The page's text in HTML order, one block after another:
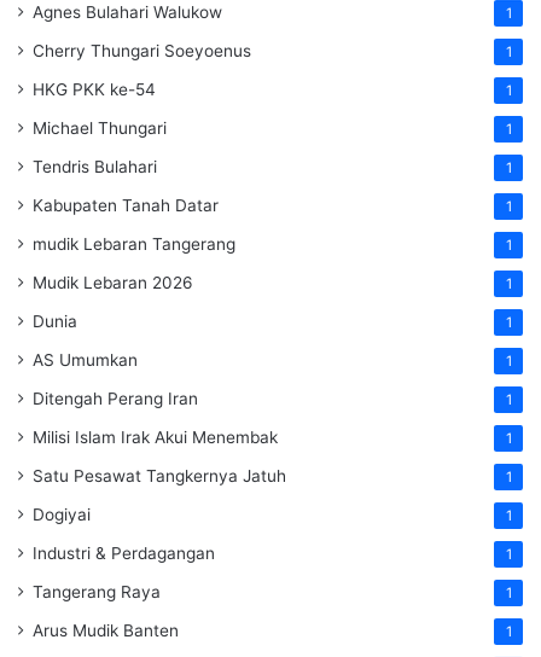
Agnes Bulahari Walukow 1
Cherry Thungari Soeyoenus 1
HKG PKK ke-54 1
Michael Thungari 1
Tendris Bulahari 1
Kabupaten Tanah Datar 1
mudik Lebaran Tangerang 1
Mudik Lebaran 2026 1
Dunia 1
AS Umumkan 1
Ditengah Perang Iran 1
Milisi Islam Irak Akui Menembak 1
Satu Pesawat Tangkernya Jatuh 1
Dogiyai 1
Industri & Perdagangan 1
Tangerang Raya 1
Arus Mudik Banten 1